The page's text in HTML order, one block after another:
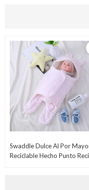
Swaddle Dulce Al Por
Reciclable Hecho Punto